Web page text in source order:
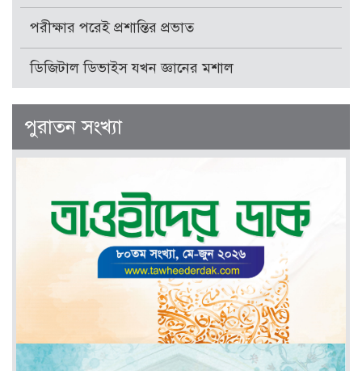
পরীক্ষার পরেই প্রশান্তির প্রভাত
ডিজিটাল ডিভাইস যখন জ্ঞানের মশাল
পুরাতন সংখ্যা